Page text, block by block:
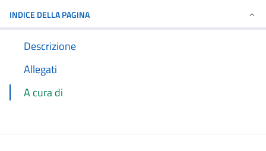
INDICE DELLA PAGINA
Descrizione
Allegati
A cura di